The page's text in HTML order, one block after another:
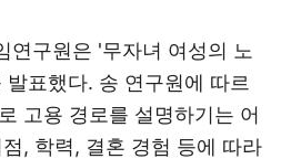
연구원은 '무자녀 여성의 노
표했다. 송 연구원에 따르
고용 경로를 설명하기는 어
, 학력, 결혼 경험 등에 따라